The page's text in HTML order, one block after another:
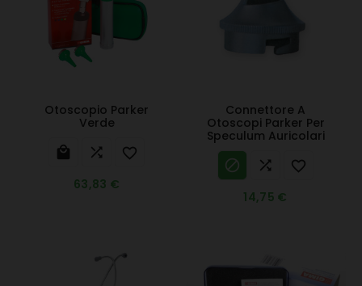
Otoscopio Parker
Verde
  
63,83 €
Connettore A
Otoscopi Parker Per
Speculum Auricolari
  
14,75 €